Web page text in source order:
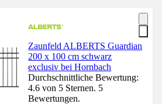
Zaunfeld ALBERTS Guardian
200 x 100 cm schwarz
exclusiv bei Hornbach
Durchschnittliche Bewertung:
4.6 von 5 Sternen. 5
Bewertungen.